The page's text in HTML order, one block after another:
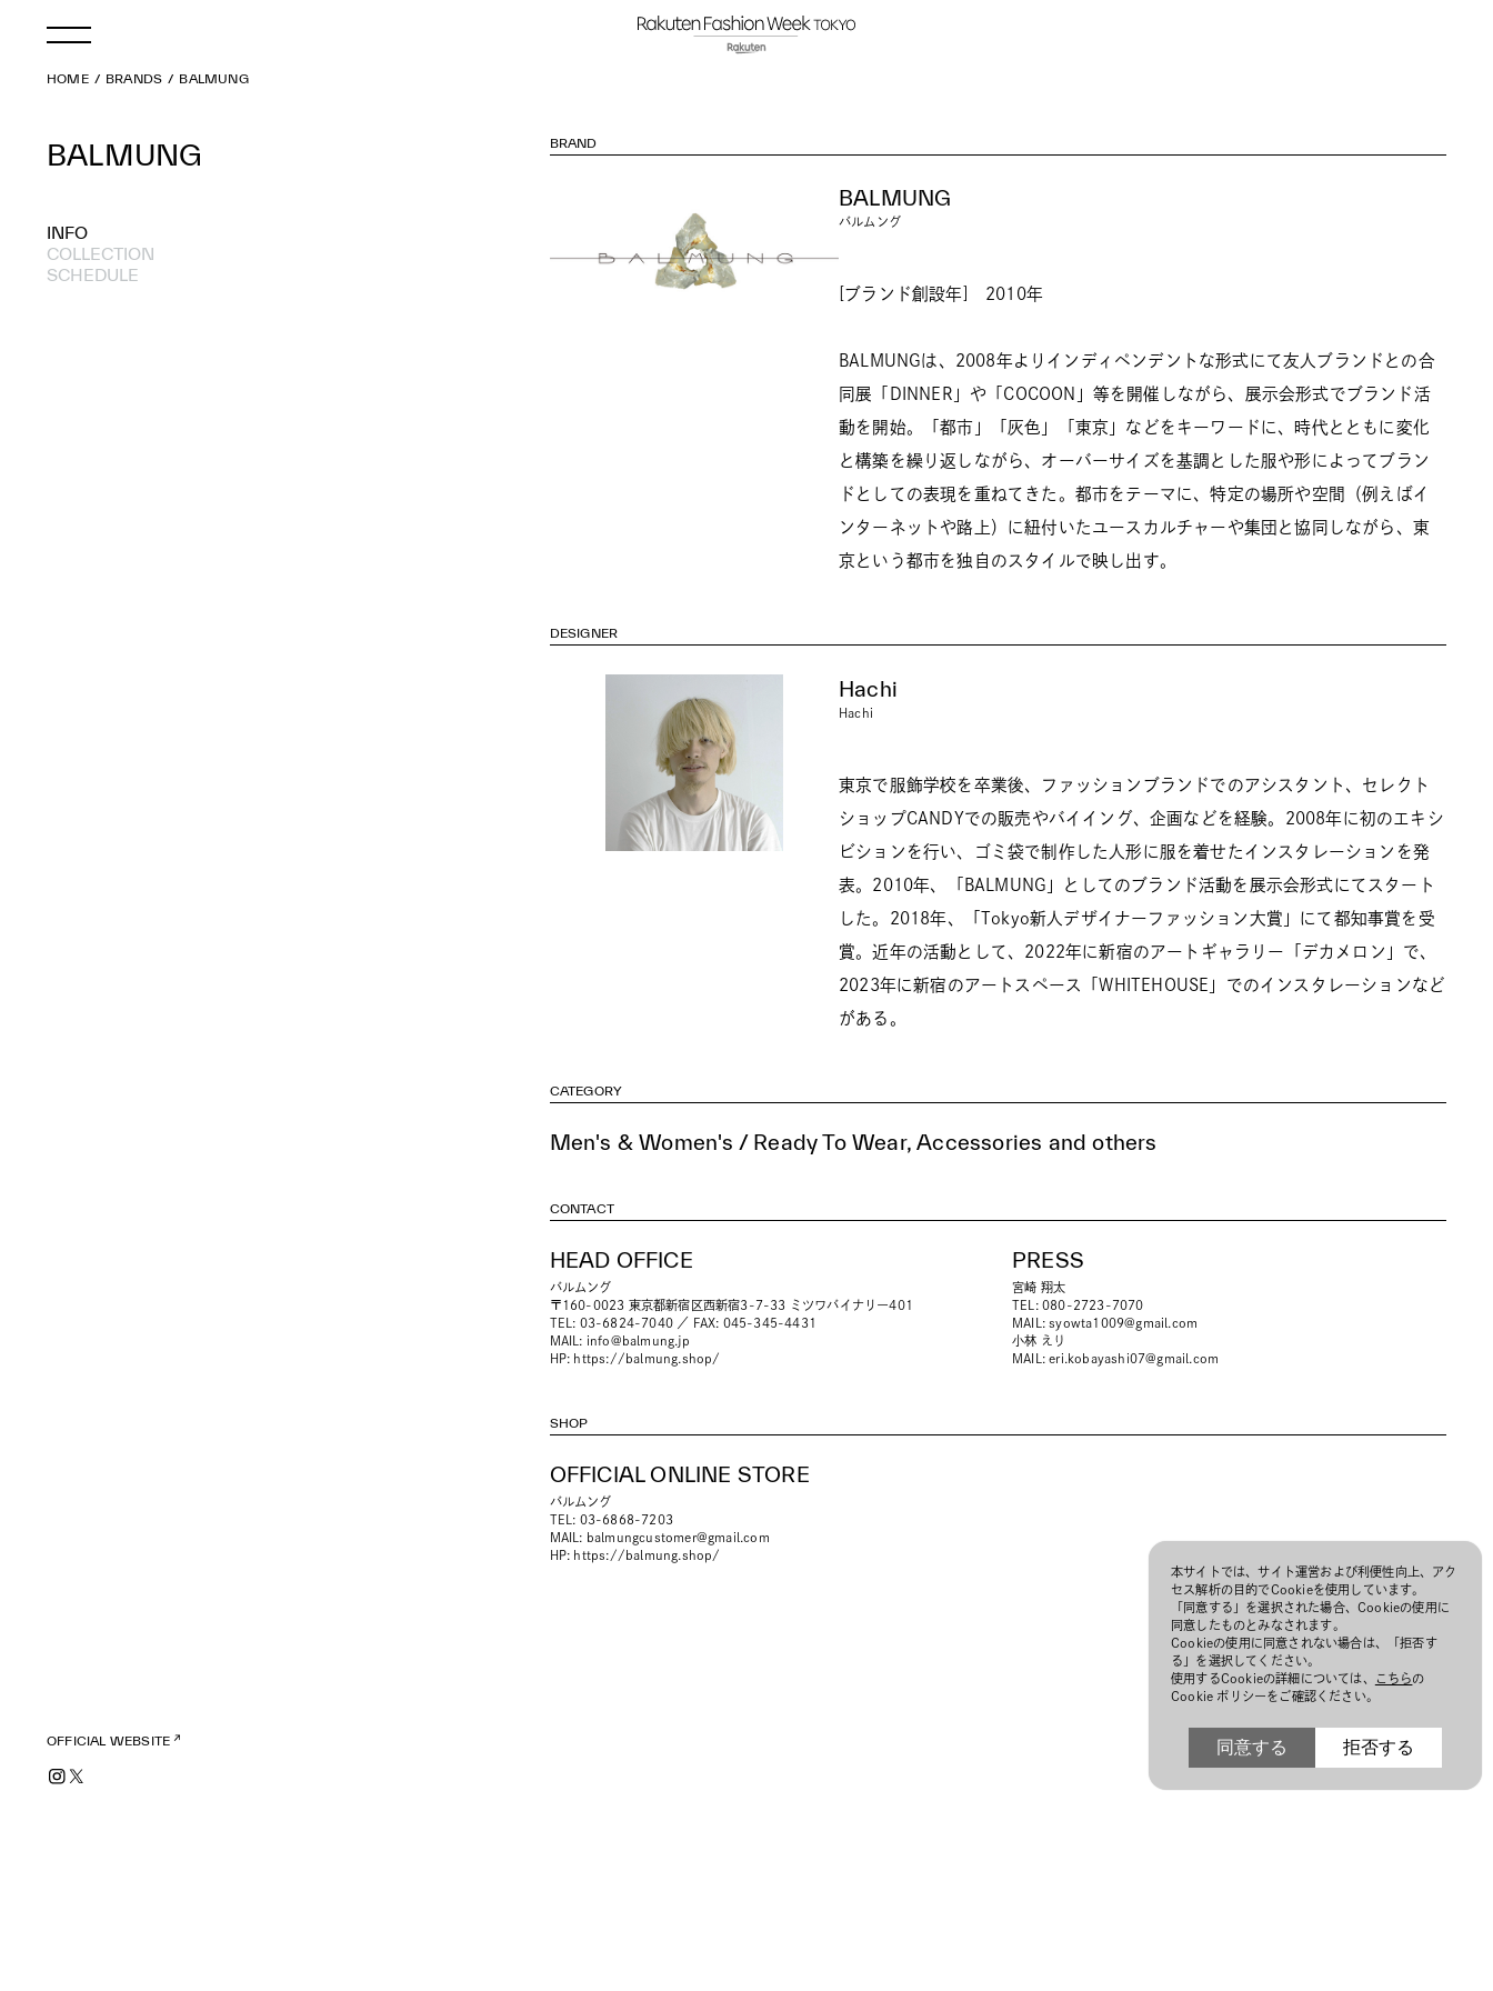
HOME BRANDS BALMUNG
BALMUNG
INFO
COLLECTION
SCHEDULE
OFFICIAL WEBSITE
BRAND
BALMUNG
バルムング
[ブランド創設年] 2010年
BALMUNGは、2008年よりインディペンデントな形式にて友人ブランドとの合
同展「DINNER」や「COCOON」等を開催しながら、展示会形式でブランド活
動を開始。「都市」「灰色」「東京」などをキーワードに、時代とともに変化
と構築を繰り返しながら、オーバーサイズを基調とした服や形によってブラン
ドとしての表現を重ねてきた。都市をテーマに、特定の場所や空間（例えばイ
ンターネットや路上）に紐付いたユースカルチャーや集団と協同しながら、東
京という都市を独自のスタイルで映し出す。
DESIGNER
Hachi
Hachi
東京で服飾学校を卒業後、ファッションブランドでのアシスタント、セレクト
ショップCANDYでの販売やバイイング、企画などを経験。2008年に初のエキシ
ビションを行い、ゴミ袋で制作した人形に服を着せたインスタレーションを発
表。2010年、「BALMUNG」としてのブランド活動を展示会形式にてスタート
した。2018年、「Tokyo新人デザイナーファッション大賞」にて都知事賞を受
賞。近年の活動として、2022年に新宿のアートギャラリー「デカメロン」で、
2023年に新宿のアートスペース「WHITEHOUSE」でのインスタレーションなど
がある。
CATEGORY
Men's & Women's / Ready To Wear, Accessories and others
CONTACT
HEAD OFFICE
バルムング
〒160-0023 東京都新宿区西新宿3-7-33 ミツワバイナリー401
TEL: 03-6824-7040 ／ FAX: 045-345-4431
MAIL: info@balmung.jp
HP: https://balmung.shop/
PRESS
宮崎 翔太
TEL: 080-2723-7070
MAIL: syowta1009@gmail.com
小林 えり
MAIL:eri.kobayashi07@gmail.com
SHOP
OFFICIAL ONLINE STORE
バルムング
TEL: 03-6868-7203
MAIL: balmungcustomer@gmail.com
HP: https://balmung.shop/
本サイトでは、サイト運営および利便性向上、アク
セス解析の目的でCookieを使用しています。
「同意する」を選択された場合、Cookieの使用に
同意したものとみなされます。
Cookieの使用に同意されない場合は、「拒否す
る」を選択してください。
使用するCookieの詳細については、
こちらの
Cookie ポリシーをご確認ください。
同意する 拒否する